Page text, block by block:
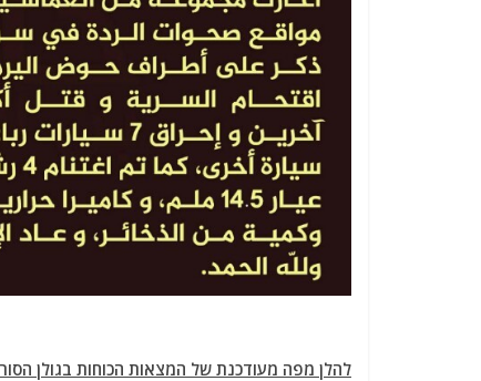
להלן מפה מעודכנת של המצאות הכוחות בגולן